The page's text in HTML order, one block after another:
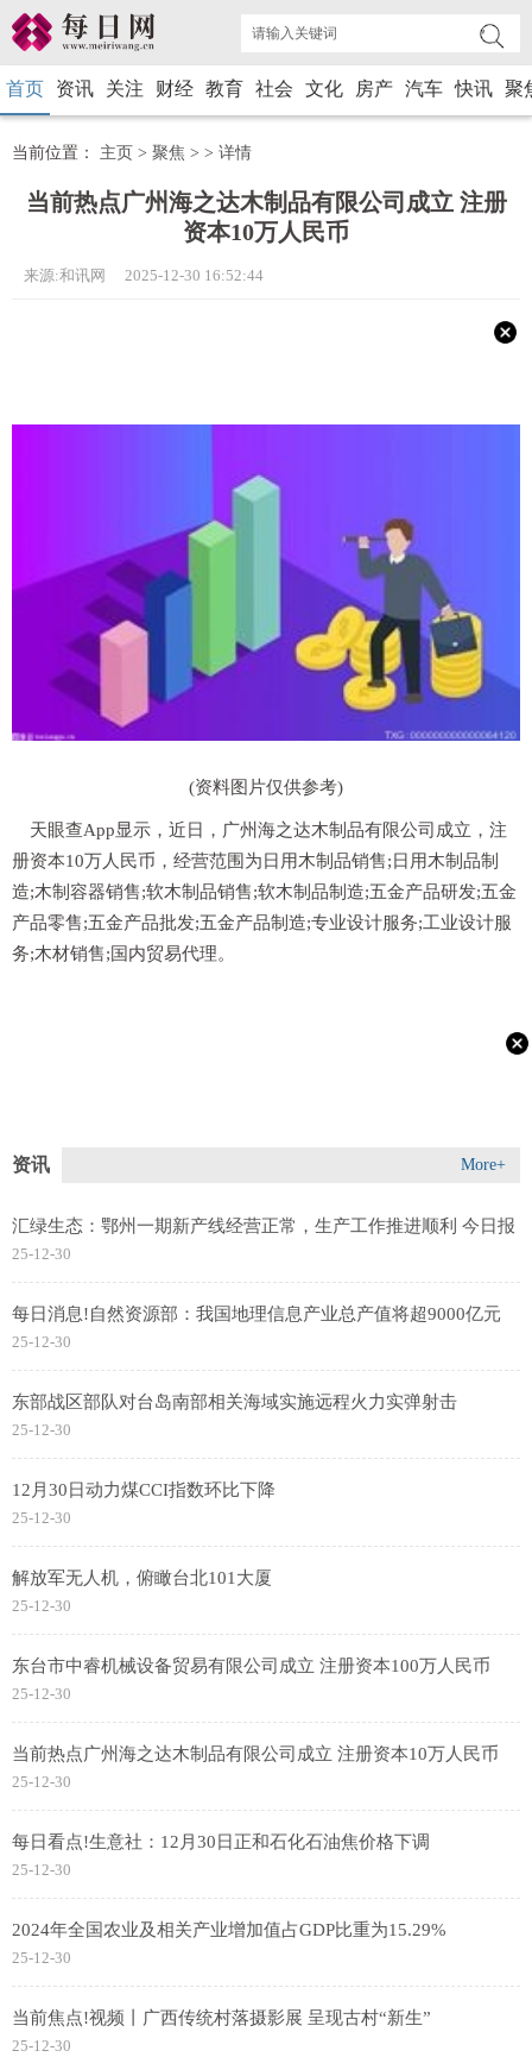
首页 资讯 关注 财经 教育 社会 文化 房产 汽车 快讯 聚
当前位置： 主页 > 聚焦 > > 详情
当前热点广州海之达木制品有限公司成立 注册
资本10万人民币
来源:和讯网 2025-12-30 16:52:44
(资料图片仅供参考)
天眼查App显示，近日，广州海之达木制品有限公司成立，注
册资本10万人民币，经营范围为日用木制品销售;日用木制品制
造;木制容器销售;软木制品销售;软木制品制造;五金产品研发;五金
产品零售;五金产品批发;五金产品制造;专业设计服务;工业设计服
务;木材销售;国内贸易代理。
资讯 More+
汇绿生态：鄂州一期新产线经营正常，生产工作推进顺利 今日报
25-12-30
每日消息!自然资源部：我国地理信息产业总产值将超9000亿元
25-12-30
东部战区部队对台岛南部相关海域实施远程火力实弹射击
25-12-30
12月30日动力煤CCI指数环比下降
25-12-30
解放军无人机，俯瞰台北101大厦
25-12-30
东台市中睿机械设备贸易有限公司成立 注册资本100万人民币
25-12-30
当前热点广州海之达木制品有限公司成立 注册资本10万人民币
25-12-30
每日看点!生意社：12月30日正和石化石油焦价格下调
25-12-30
2024年全国农业及相关产业增加值占GDP比重为15.29%
25-12-30
当前焦点!视频丨广西传统村落摄影展 呈现古村“新生”
25-12-30